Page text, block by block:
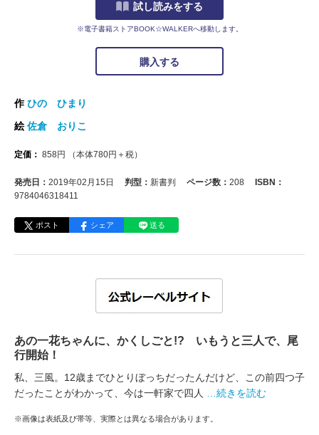
試し読みをする
※電子書籍ストアBOOK☆WALKERへ移動します。
購入する
作ひの ひまり
絵佐倉 おりこ
定価： 858円 （本体780円＋税）
発売日： 2019年02月15日 判型： 新書判 ページ数： 208
ISBN：
9784046318411
ポスト シェア 送る
あの一花ちゃんに、かくしごと!? いもうと三人で、尾
行開始！
私、三風。12歳までひとりぼっちだったんだけど、この前四つ子
だったことがわかって、今は一軒家で四人
…続きを読む
※画像は表紙及び帯等、実際とは異なる場合があります。